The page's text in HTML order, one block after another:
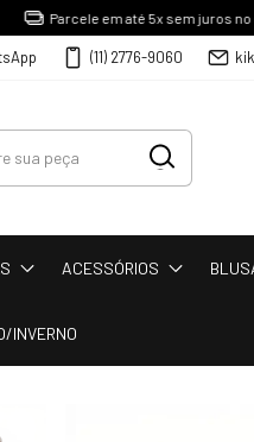
Parcele em até 5x sem juros no cartão
(11) 2776-9060
ACESSÓRIOS
INVERNO